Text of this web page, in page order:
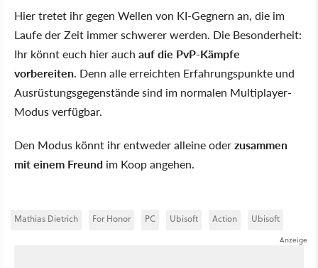
Hier tretet ihr gegen Wellen von KI-Gegnern an, die im
Laufe der Zeit immer schwerer werden. Die Besonderheit:
Ihr könnt euch hier auch auf die PvP-Kämpfe
vorbereiten. Denn alle erreichten Erfahrungspunkte und
Ausrüstungsgegenstände sind im normalen Multiplayer-
Modus verfügbar.
Den Modus könnt ihr entweder alleine oderzusammen
mit einem Freund im Koop angehen.
Mathias Dietrich For Honor PC Ubisoft Action Ubisoft